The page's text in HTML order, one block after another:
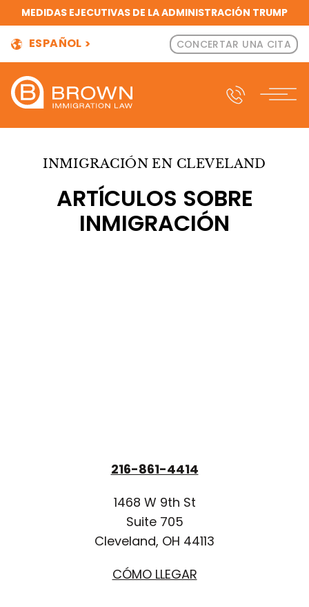
MEDIDAS EJECUTIVAS DE LA ADMINISTRACIÓN TRUMP
ESPAÑOL CONCERTAR UNA CITA
INMIGRACIÓN EN CLEVELAND
ARTÍCULOS SOBRE
INMIGRACIÓN
216-861-4414
1468 W 9th St
Suite 705
Cleveland, OH 44113
CÓMO LLEGAR